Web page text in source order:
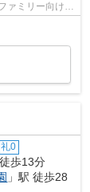
ァミリー向け・
礼0
歩13分
」駅 徒歩28